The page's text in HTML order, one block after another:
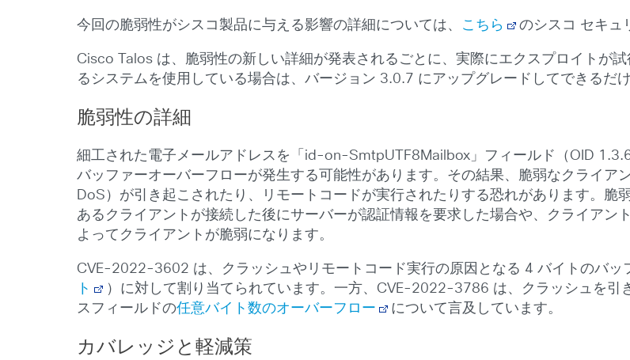
今回の脆弱性がシスコ製品に与える影響の詳細については、 こちら のシスコ セキュ
Cisco Talos は、脆弱性の新しい詳細が発表されるごとに、実際にエクスプロイトが
るシステムを使用している場合は、バージョン 3.0.7 にアップグレードしてできるだ
脆弱性の詳細
細工された電子メールアドレスを「id-on-SmtpUTF8Mailbox」フィールド（OID
バッファーオーバーフローが発生する可能性があります。その結果、脆弱なクライア
DoS）が引き起こされたり、リモートコードが実行されたりする恐れがあります。
あるクライアントが接続した後にサーバーが認証情報を要求した場合や、クライアン
よってクライアントが脆弱になります。
CVE-2022-3602 は、クラッシュやリモートコード実行の原因となる 4 バイトのバッ
ト
）に対して割り当てられています。一方、CVE-2022-3786 は、クラッシュを引
スフィールドの任意バイト数のオーバーフロー について言及しています。
カバレッジと軽減策